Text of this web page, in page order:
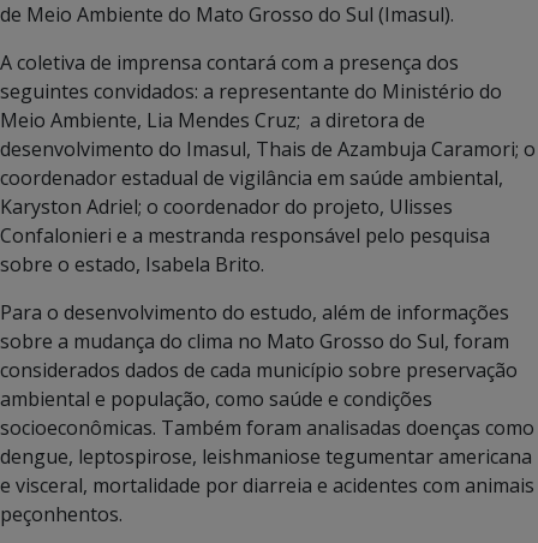
de Meio Ambiente do Mato Grosso do Sul (Imasul).
A coletiva de imprensa contará com a presença dos
seguintes convidados: a representante do Ministério do
Meio Ambiente, Lia Mendes Cruz; a diretora de
desenvolvimento do Imasul, Thais de Azambuja Caramori; o
coordenador estadual de vigilância em saúde ambiental,
Karyston Adriel; o coordenador do projeto, Ulisses
Confalonieri e a mestranda responsável pelo pesquisa
sobre o estado, Isabela Brito.
Para o desenvolvimento do estudo, além de informações
sobre a mudança do clima no Mato Grosso do Sul, foram
considerados dados de cada município sobre preservação
ambiental e população, como saúde e condições
socioeconômicas. Também foram analisadas doenças como
dengue, leptospirose, leishmaniose tegumentar americana
e visceral, mortalidade por diarreia e acidentes com animais
peçonhentos.